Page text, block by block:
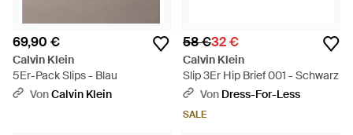
69,90 €
Calvin Klein
5Er-Pack Slips - Blau
VonCalvin Klein
58 €32 €
Calvin Klein
Slip 3Er Hip Brief 001 - Schwarz
Von Dress-For-Less
SALE